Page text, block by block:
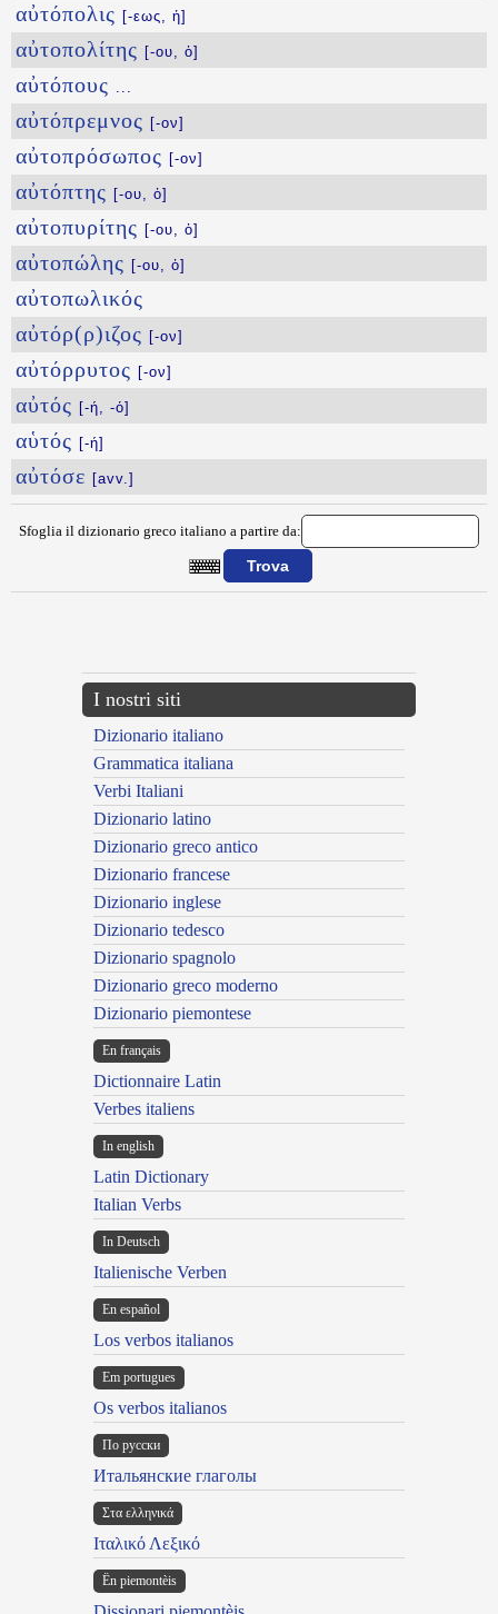
αὐτόπολις [-εως, ἡ]
αὐτοπολίτης [-ου, ὁ]
αὐτόπους ...
αὐτόπρεμνος [-ον]
αὐτοπρόσωπος [-ον]
αὐτόπτης [-ου, ὁ]
αὐτοπυρίτης [-ου, ὁ]
αὐτοπώλης [-ου, ὁ]
αὐτοπωλικός
αὐτόρ(ρ)ιζος [-ον]
αὐτόρρυτος [-ον]
αὐτός [-ή, -ό]
αὑτός [-ή]
αὐτόσε [avv.]
Sfoglia il dizionario greco italiano a partire da:
I nostri siti
Dizionario italiano
Grammatica italiana
Verbi Italiani
Dizionario latino
Dizionario greco antico
Dizionario francese
Dizionario inglese
Dizionario tedesco
Dizionario spagnolo
Dizionario greco moderno
Dizionario piemontese
En français
Dictionnaire Latin
Verbes italiens
In english
Latin Dictionary
Italian Verbs
In Deutsch
Italienische Verben
En español
Los verbos italianos
Em portugues
Os verbos italianos
По русски
Итальянские глаголы
Στα ελληνικά
Ιταλικό Λεξικό
Ën piemontèis